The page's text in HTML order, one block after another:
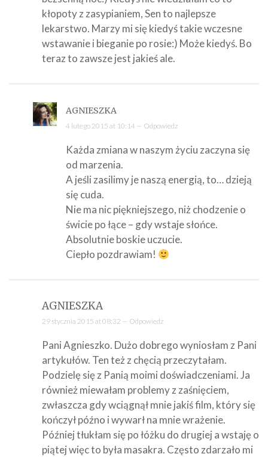
kłopoty z zasypianiem, Sen to najlepsze
lekarstwo. Marzy mi się kiedyś takie wczesne
wstawanie i bieganie po rosie:) Może kiedyś. Bo
teraz to zawsze jest jakieś ale.
AGNIESZKA
4 lutego 2015 at 10:14 — Odpowiedz
Każda zmiana w naszym życiu zaczyna się
od marzenia.
A jeśli zasilimy je naszą energią, to… dzieją
się cuda.
Nie ma nic piękniejszego, niż chodzenie o
świcie po łące – gdy wstaje słońce.
Absolutnie boskie uczucie.
Ciepło pozdrawiam!
AGNIESZKA
29 stycznia 2015 at 08:32 — Odpowiedz
Pani Agnieszko. Dużo dobrego wyniosłam z Pani
artykułów. Ten też z chęcią przeczytałam.
Podzielę się z Panią moimi doświadczeniami. Ja
również miewałam problemy z zaśnięciem,
zwłaszcza gdy wciągnął mnie jakiś film, który się
kończył późno i wywarł na mnie wrażenie.
Później tłukłam się po łóżku do drugiej a wstaję o
piątej więc to była masakra. Często zdarzało mi